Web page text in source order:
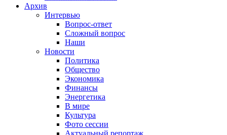
Архив
Интервью
Вопрос-ответ
Сложный вопрос
Наши
Новости
Политика
Общество
Экономика
Финансы
Энергетика
В мире
Культура
Фото сессии
Актуальный репортаж